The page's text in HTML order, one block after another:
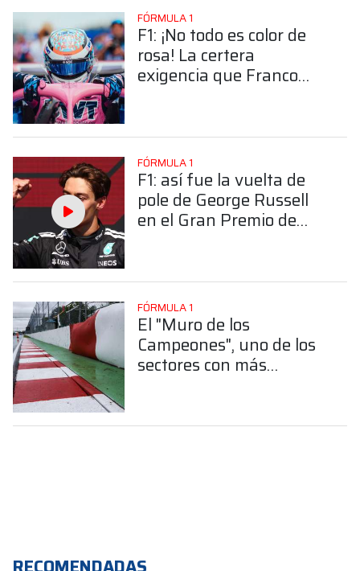
FÓRMULA 1
F1: ¡No todo es color de
rosa! La certera
exigencia que Franco
FÓRMULA 1
F1: así fue la vuelta de
pole de George Russell
en el Gran Premio de
FÓRMULA 1
El "Muro de los
Campeones", uno de los
sectores con más